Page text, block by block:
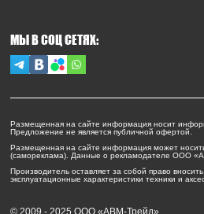
МЫ В СОЦ СЕТЯХ:
Размещенная на сайте информация носит
Предложение не является публичной офертой.
Размещенная на сайте информация может
(самореклама). Данные о рекламодателе ООО
Производитель оставляет за собой право
эксплуатационные характеристики техники и
© 2009 - 2025 ООО «АВМ-Трейд»